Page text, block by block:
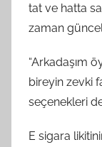
tat ve hatta
zaman
“Arkadaşım
bireyin zevki
seçenekleri
E sigara